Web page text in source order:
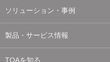
ソリューション・事例
製品・サービス情報
TOAを知る